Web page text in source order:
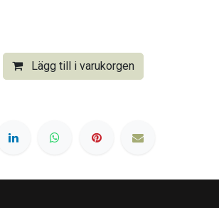
Lägg till i varukorgen